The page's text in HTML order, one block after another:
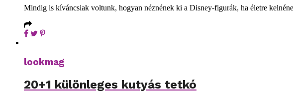
Mindig is kíváncsiak voltunk, hogyan néznének ki a Disney-figurák, ha életre
lookmag
20+1 különleges kutyás tetkó